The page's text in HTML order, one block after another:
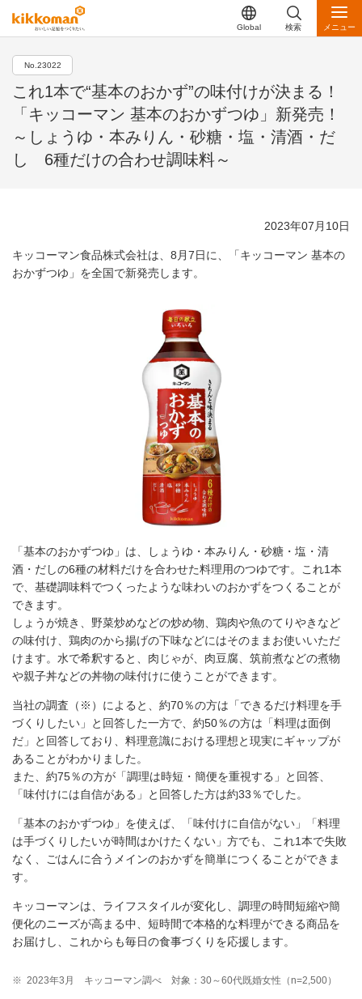
Global 検索 メニュー
No.23022
これ1本で“基本のおかず”の味付けが決まる！
「キッコーマン 基本のおかずつゆ」新発売！
～しょうゆ・本みりん・砂糖・塩・清酒・だ
し 6種だけの合わせ調味料～
2023年07月10日
キッコーマン食品株式会社は、8月7日に、「キッコーマン 基本の
おかずつゆ」を全国で新発売します。
「基本のおかずつゆ」は、しょうゆ・本みりん・砂糖・塩・清
酒・だしの6種の材料だけを合わせた料理用のつゆです。これ1本
で、基礎調味料でつくったような味わいのおかずをつくることが
できます。
しょうが焼き、野菜炒めなどの炒め物、鶏肉や魚のてりやきなど
の味付け、鶏肉のから揚げの下味などにはそのままお使いいただ
けます。水で希釈すると、肉じゃが、肉豆腐、筑前煮などの煮物
や親子丼などの丼物の味付けに使うことができます。
当社の調査（※）によると、約70％の方は「できるだけ料理を手
づくりしたい」と回答した一方で、約50％の方は「料理は面倒
だ」と回答しており、料理意識における理想と現実にギャップが
あることがわかりました。
また、約75％の方が「調理は時短・簡便を重視する」と回答、
「味付けには自信がある」と回答した方は約33％でした。
「基本のおかずつゆ」を使えば、「味付けに自信がない」「料理
は手づくりしたいが時間はかけたくない」方でも、これ1本で失敗
なく、ごはんに合うメインのおかずを簡単につくることができま
す。
キッコーマンは、ライフスタイルが変化し、調理の時間短縮や簡
便化のニーズが高まる中、短時間で本格的な料理ができる商品を
お届けし、これからも毎日の食事づくりを応援します。
※ 2023年3月 キッコーマン調べ 対象：30～60代既婚女性（n=2,500）